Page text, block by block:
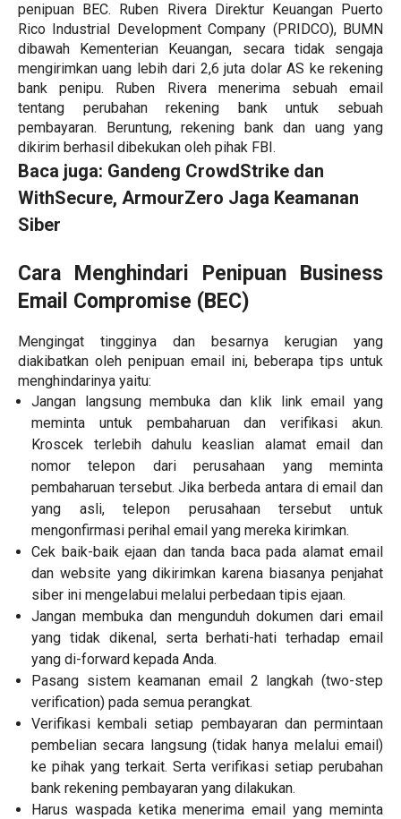
penipuan BEC. Ruben Rivera Direktur Keuangan Puerto
Rico Industrial Development Company (PRIDCO), BUMN
dibawah Kementerian Keuangan, secara tidak sengaja
mengirimkan uang lebih dari 2,6 juta dolar AS ke rekening
bank penipu. Ruben Rivera menerima sebuah email
tentang perubahan rekening bank untuk sebuah
pembayaran. Beruntung, rekening bank dan uang yang
dikirim berhasil dibekukan oleh pihak FBI.
Baca juga: Gandeng CrowdStrike dan
WithSecure, ArmourZero Jaga Keamanan
Siber
Cara Menghindari Penipuan Business
Email Compromise (BEC)
Mengingat tingginya dan besarnya kerugian yang
diakibatkan oleh penipuan email ini, beberapa tips untuk
menghindarinya yaitu:
Jangan langsung membuka dan klik link email yang
meminta untuk pembaharuan dan verifikasi akun.
Kroscek terlebih dahulu keaslian alamat email dan
nomor telepon dari perusahaan yang meminta
pembaharuan tersebut. Jika berbeda antara di email dan
yang asli, telepon perusahaan tersebut untuk
mengonfirmasi perihal email yang mereka kirimkan.
Cek baik-baik ejaan dan tanda baca pada alamat email
dan website yang dikirimkan karena biasanya penjahat
siber ini mengelabui melalui perbedaan tipis ejaan.
Jangan membuka dan mengunduh dokumen dari email
yang tidak dikenal, serta berhati-hati terhadap email
yang di-forward kepada Anda.
Pasang sistem keamanan email 2 langkah (two-step
verification) pada semua perangkat.
Verifikasi kembali setiap pembayaran dan permintaan
pembelian secara langsung (tidak hanya melalui email)
ke pihak yang terkait. Serta verifikasi setiap perubahan
bank rekening pembayaran yang dilakukan.
Harus waspada ketika menerima email yang meminta